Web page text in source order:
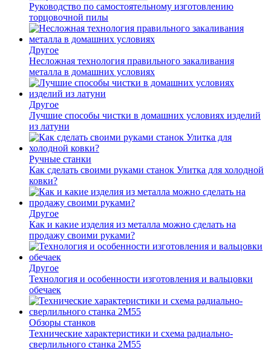
Руководство по самостоятельному изготовлению
торцовочной пилы
Другое
Несложная технология правильного закаливания
металла в домашних условиях
Другое
Лучшие способы чистки в домашних условиях изделий
из латуни
Ручные станки
Как сделать своими руками станок Улитка для холодной
ковки?
Другое
Как и какие изделия из металла можно сделать на
продажу своими руками?
Другое
Технология и особенности изготовления и вальцовки
обечаек
Обзоры станков
Технические характеристики и схема радиально-
сверлильного станка 2М55